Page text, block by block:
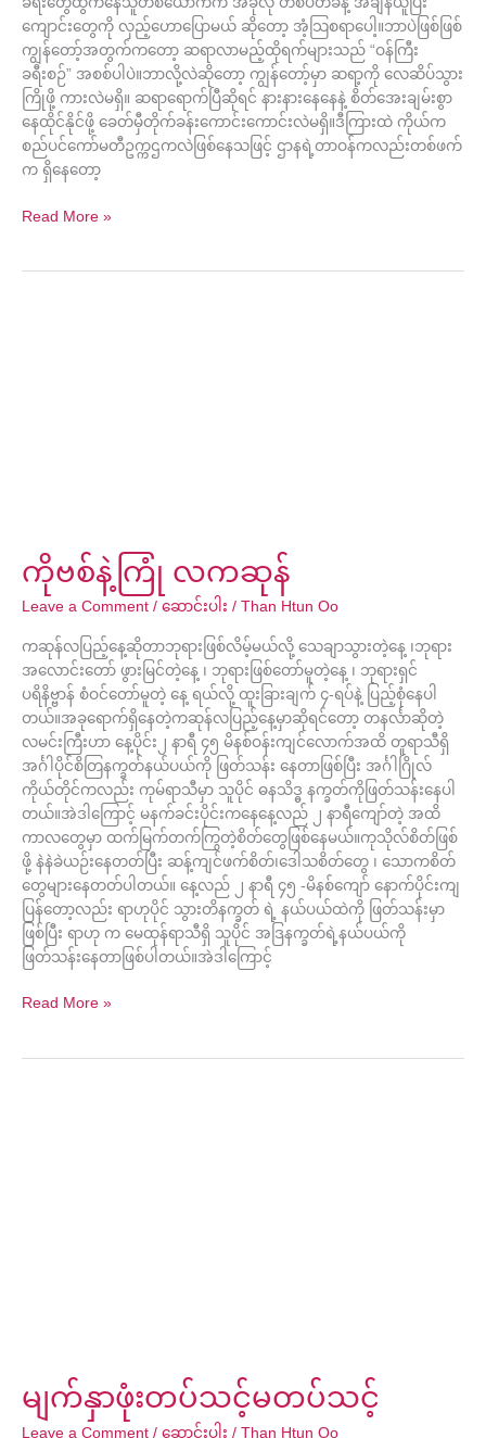
ကျောင်းတွေကို လှည့်ဟောပြောမယ် ဆိုတော့ အံ့သြစရာပေါ့။ဘာပဲဖြစ်ဖြစ်
ကျွန်တော့်အတွက်ကတော့ ဆရာလာမည့်ထိုရက်များသည် “ဝန်ကြီး
ခရီးစဉ်” အစစ်ပါပဲ။ဘာလို့လဲဆိုတော့ ကျွန်တော့်မှာ ဆရာ့ကို လေဆိပ်သွား
ကြိုဖို့ ကားလဲမရှိ။ ဆရာရောက်ပြီဆိုရင် နားနားနေနေနဲ့ စိတ်အေးချမ်းစွာ
နေထိုင်နိုင်ဖို့ ခေတ်မှီတိုက်ခန်းကောင်းကောင်းလဲမရှိ။ဒီကြားထဲ ကိုယ်က
စည်ပင်ကော်မတီဥက္ကဌကလဲဖြစ်နေသဖြင့် ဌာနရဲ့တာဝန်ကလည်းတစ်ဖက်
က ရှိနေတော့
Read More »
ကိုဗစ်နဲ့ကြုံ လကဆုန်
Leave a Comment / ဆောင်းပါး / Than Htun Oo
ကဆုန်လပြည့်နေ့ဆိုတာဘုရားဖြစ်လိမ့်မယ်လို့ သေချာသွားတဲ့နေ့ ၊ဘုရား
အလောင်းတော် ဖွားမြင်တဲ့နေ့ ၊ ဘုရားဖြစ်တော်မူတဲ့နေ့ ၊ ဘုရားရှင်
ပရိနိဗ္ဗာန် စံဝင်တော်မူတဲ့ နေ့ ရယ်လို့ ထူးခြားချက် ၄-ရပ်နဲ့ ပြည့်စုံနေပါ
တယ်။အခုရောက်ရှိနေတဲ့ကဆုန်လပြည့်နေ့မှာဆိုရင်တော့ တနင်္လာဆိုတဲ့
လမင်းကြီးဟာ နေ့ပိုင်း၂ နာရီ ၄၅ မိနစ်ဝန်းကျင်လောက်အထိ တူရာသီရှိ
အင်္ဂါပိုင်စိတြနက္ခတ်နယ်ပယ်ကို ဖြတ်သန်း နေတာဖြစ်ပြီး အင်္ဂါဂြိုလ်
ကိုယ်တိုင်ကလည်း ကုမ်ရာသီမှာ သူပိုင် ဓနသိဒ္ဓ နက္ခတ်ကိုဖြတ်သန်းနေပါ
တယ်။အဲဒါကြောင့် မနက်ခင်းပိုင်းကနေနေ့လည် ၂ နာရီကျော်တဲ့ အထိ
ကာလတွေမှာ ထက်မြက်တက်ကြွတဲ့စိတ်တွေဖြစ်နေမယ်။ကုသိုလ်စိတ်ဖြစ်
ဖို့ နဲနဲခဲယဉ်းနေတတ်ပြီး ဆန့်ကျင်ဖက်စိတ်၊ဒေါသစိတ်တွေ ၊ သောကစိတ်
တွေများနေတတ်ပါတယ်။ နေ့လည် ၂ နာရီ ၄၅ -မိနစ်ကျော် နောက်ပိုင်းကျ
ပြန်တော့လည်း ရာဟုပိုင် သွားတိနက္ခတ် ရဲ့ နယ်ပယ်ထဲကို ဖြတ်သန်းမှာ
ဖြစ်ပြီး ရာဟု က မေထုန်ရာသီရှိ သူပိုင် အဒြနက္ခတ်ရဲ့နယ်ပယ်ကို
ဖြတ်သန်းနေတာဖြစ်ပါတယ်။အဲဒါကြောင့်
Read More »
မျက်နှာဖုံးတပ်သင့်မတပ်သင့်
Leave a Comment / ဆောင်းပါး / Than Htun Oo